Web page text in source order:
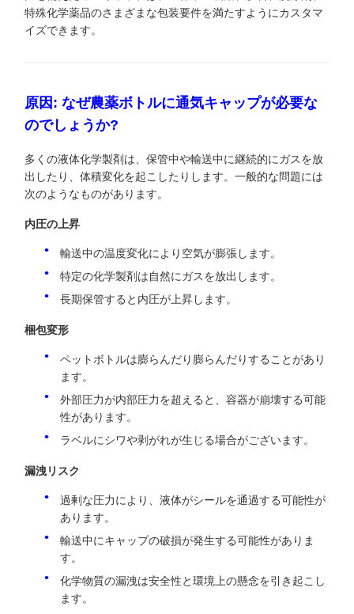
特殊化学薬品のさまざまな包装要件を満たすようにカスタマ
イズできます。
原因: なぜ農薬ボトルに通気キャップが必要な
のでしょうか?
多くの液体化学製剤は、保管中や輸送中に継続的にガスを放
出したり、体積変化を起こしたりします。一般的な問題には
次のようなものがあります。
内圧の上昇
輸送中の温度変化により空気が膨張します。
特定の化学製剤は自然にガスを放出します。
長期保管すると内圧が上昇します。
梱包変形
ペットボトルは膨らんだり膨らんだりすることがあり
ます。
外部圧力が内部圧力を超えると、容器が崩壊する可能
性があります。
ラベルにシワや剥がれが生じる場合がございます。
漏洩リスク
過剰な圧力により、液体がシールを通過する可能性が
あります。
輸送中にキャップの破損が発生する可能性がありま
す。
化学物質の漏洩は安全性と環境上の懸念を引き起こし
ます。